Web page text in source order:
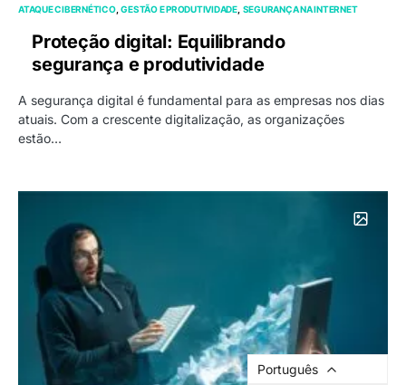
ATAQUE CIBERNÉTICO GESTÃO E PRODUTIVIDADE SEGURANÇA NA INTERNET
Proteção digital: Equilibrando
segurança e produtividade
A segurança digital é fundamental para as empresas nos dias
atuais. Com a crescente digitalização, as organizações
estão…
Português